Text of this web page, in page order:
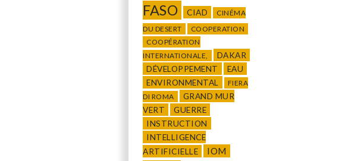
FASO
CIAD
CINÉMA
DU DESERT
COOPERATION
COOPÉRATION
INTERNATIONALE,
DAKAR
DÉVELOPPEMENT
EAU
ENVIRONMENTAL
FIERA
DI ROMA
GRAND MUR
VERT
GUERRE
INSTRUCTION
INTELLIGENCE
ARTIFICIELLE
IOM